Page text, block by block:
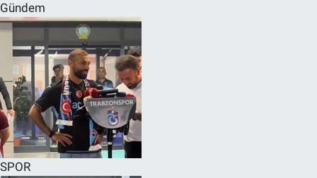
Gündem
SPOR